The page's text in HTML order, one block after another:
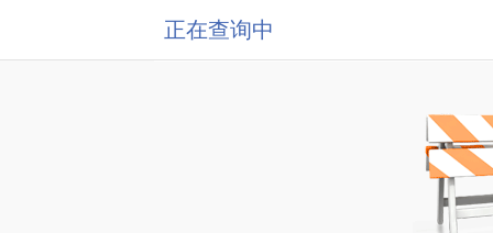
正在查询中